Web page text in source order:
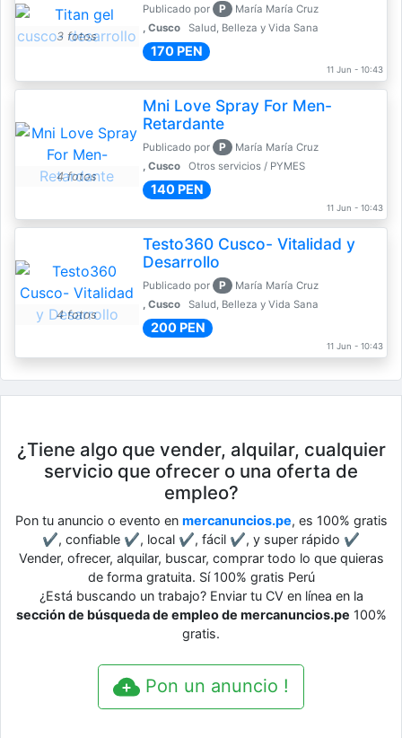
3 fotos
Publicado por P
María María Cruz
, Cusco
Salud, Belleza y Vida Sana
170 PEN
11 Jun - 10:43
4 fotos
Mni Love Spray For Men-
Retardante
Publicado por P
María María Cruz
, Cusco
Otros servicios / PYMES
140 PEN
11 Jun - 10:43
4 fotos
Testo360 Cusco- Vitalidad y
Desarrollo
Publicado por P
María María Cruz
, Cusco
Salud, Belleza y Vida Sana
200 PEN
11 Jun - 10:43
¿Tiene algo que vender, alquilar, cualquier
servicio que ofrecer o una oferta de
empleo?
Pon tu anuncio o evento en mercanuncios.pe, es 100% gratis
✔, confiable ✔, local ✔, fácil ✔, y super rápido ✔
Vender, ofrecer, alquilar, buscar, comprar todo lo que quieras
de forma gratuita. Sí 100% gratis Perú
¿Está buscando un trabajo? Enviar tu CV en línea en la
sección de búsqueda de empleo de mercanuncios.pe 100%
gratis.
Pon un anuncio !